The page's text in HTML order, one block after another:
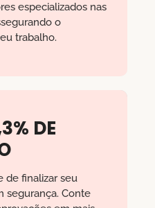
especializados nas
o
trabalho.
DE
de finalizar seu
segurança. Conte